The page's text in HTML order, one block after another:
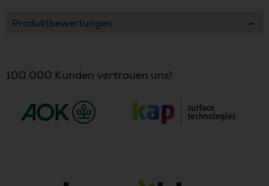
Produktbewertungen
100.000 Kunden vertrauen uns!